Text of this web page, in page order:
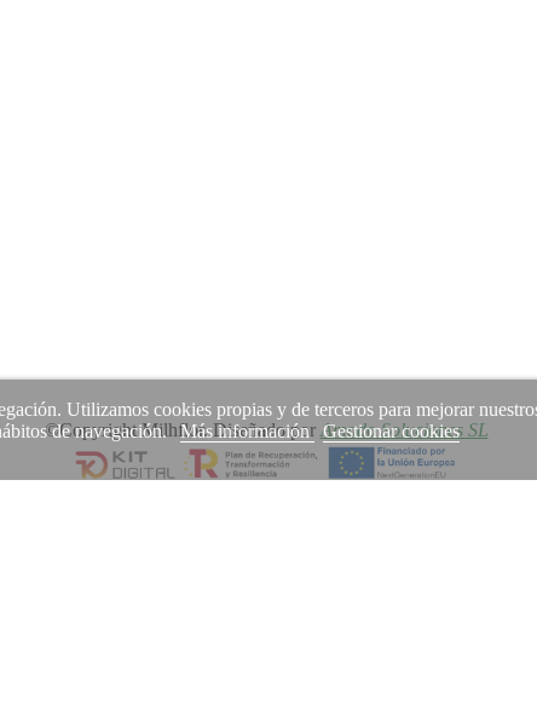
Utilizamos cookies propias y de terceros para mejorar
de navegación. Más información Gestionar cookies
©Copyright Milhflor. Diseñado por Amodo Soluciones SL